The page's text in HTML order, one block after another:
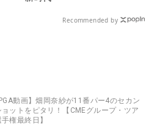
Recommended by
動画】畑岡奈紗が11番パー4のセカン
ョットをピタリ！【CMEグループ・ツア
権最終日】